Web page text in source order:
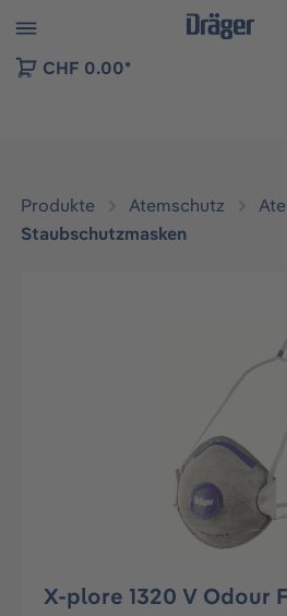
der B2B-Plattform springen
CHF 0.00*
Produkte Atemschutz
Staubschutzmasken
X-plore 1320 V Odour